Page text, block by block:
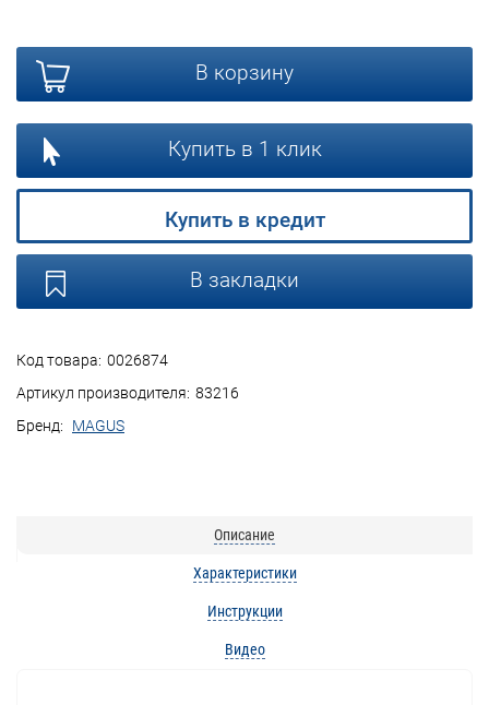
Код товара: 0026874
Артикул производителя: 83216
Бренд:
MAGUS
В корзину
Купить в 1 клик
Купить в кредит
В закладки
Описание
Характеристики
Инструкции
Видео